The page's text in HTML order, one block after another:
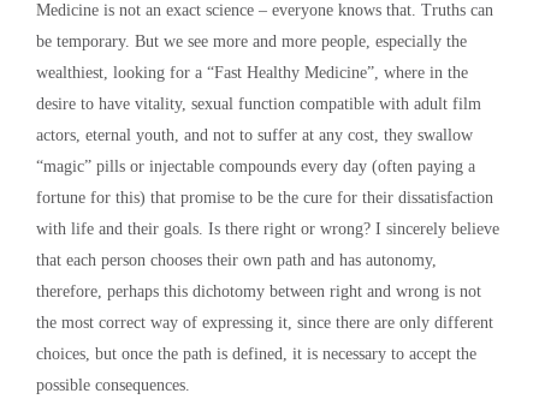
Medicine is not an exact science – everyone knows that. Truths can
be temporary. But we see more and more people, especially the
wealthiest, looking for a “Fast Healthy Medicine”, where in the
desire to have vitality, sexual function compatible with adult film
actors, eternal youth, and not to suffer at any cost, they swallow
“magic” pills or injectable compounds every day (often paying a
fortune for this) that promise to be the cure for their dissatisfaction
with life and their goals. Is there right or wrong? I sincerely believe
that each person chooses their own path and has autonomy,
therefore, perhaps this dichotomy between right and wrong is not
the most correct way of expressing it, since there are only different
choices, but once the path is defined, it is necessary to accept the
possible consequences.